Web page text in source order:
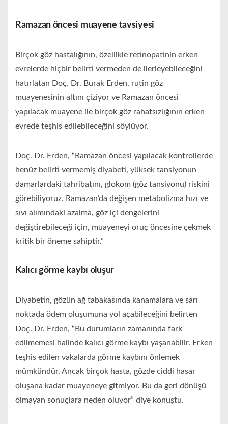
Ramazan öncesi muayene tavsiyesi
Birçok göz hastalığının, özellikle retinopatinin erken
evrelerde hiçbir belirti vermeden de ilerleyebileceğini
hatırlatan Doç. Dr. Burak Erden, rutin göz
muayenesinin altını çiziyor ve Ramazan öncesi
yapılacak muayene ile birçok göz rahatsızlığının erken
evrede teşhis edilebileceğini söylüyor.
Doç. Dr. Erden, “Ramazan öncesi yapılacak kontrollerde
henüz belirti vermemiş diyabeti, yüksek tansiyonun
damarlardaki tahribatını, glokom (göz tansiyonu) riskini
görebiliyoruz. Ramazan’da değişen metabolizma hızı ve
sıvı alımındaki azalma, göz içi dengelerini
değiştirebileceği için, muayeneyi oruç öncesine çekmek
kritik bir öneme sahiptir.”
Kalıcı görme kaybı oluşur
Diyabetin, gözün ağ tabakasında kanamalara ve sarı
noktada ödem oluşumuna yol açabileceğini belirten
Doç. Dr. Erden, “Bu durumların zamanında fark
edilmemesi halinde kalıcı görme kaybı yaşanabilir. Erken
teşhis edilen vakalarda görme kaybını önlemek
mümkündür. Ancak birçok hasta, gözde ciddi hasar
oluşana kadar muayeneye gitmiyor. Bu da geri dönüşü
olmayan sonuçlara neden oluyor” diye konuştu.